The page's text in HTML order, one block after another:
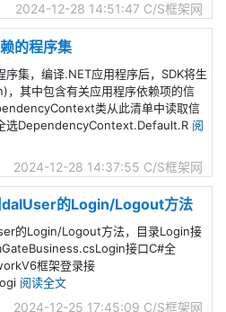
2024-12-28 14:51:47 C/S框架网
的程序集
集，编译.NET应用程序后，SDK将生
其中包含有关应用程序依赖项的信
类从此清单中读取信
选DependencyContext.Default.R 阅
2024-12-28 14:37:55 C/S框架网
的Login/Logout方法
的Login/Logout方法，目录Login接
接口C#全
框架登录接
阅读全文
2024-12-25 17:45:09 C/S框架网